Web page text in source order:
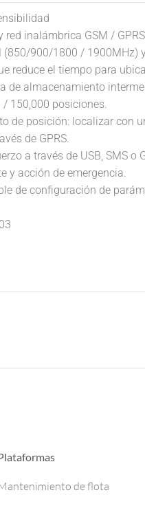
red inalámbrica GSM /
(850/900/1800 / 1900MHz)
reduce el tiempo para
de almacenamiento
150,000 posiciones.
de posición: localizar con
de GPRS.
a través de USB, SMS o
y acción de emergencia.
de configuración de
de flota